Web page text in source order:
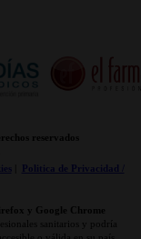
reservados
|
Politica de Privacidad /
y Google Chrome
sanitarios y podría